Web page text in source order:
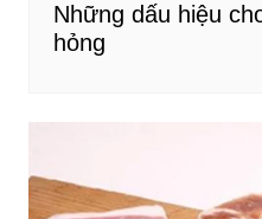
Những dấu hiệu
hỏng